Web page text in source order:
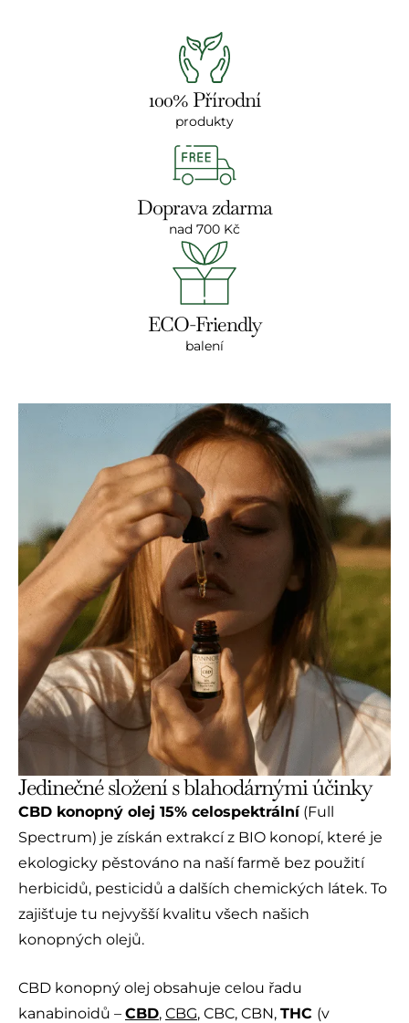
100% Přírodní
produkty
Doprava zdarma
nad 700 Kč
ECO-Friendly
balení
Jedinečné složení s blahodárnými účinky
CBD konopný olej 15% celospektrální(Full
Spectrum) je získán extrakcí z BIO konopí, které je
ekologicky pěstováno na naší farmě bez použití
herbicidů, pesticidů a dalších chemických látek. To
zajišťuje tu nejvyšší kvalitu všech našich
konopných olejů.
CBD konopný olej obsahuje celou řadu
kanabinoidů – CBD, CBG, CBC, CBN, THC (v